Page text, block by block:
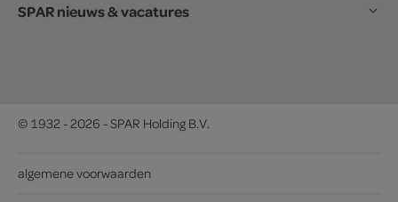
SPAR nieuws & vacatures
© 1932 - 2026 - SPAR Holding B.V.
algemene voorwaarden